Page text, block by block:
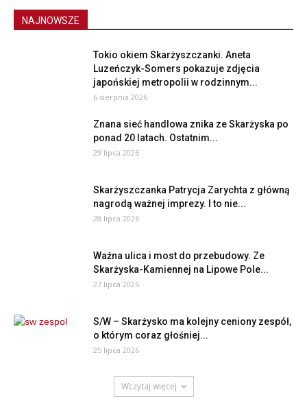
NAJNOWSZE
Tokio okiem Skarżyszczanki. Aneta
Luzeńczyk-Somers pokazuje zdjęcia
japońskiej metropolii w rodzinnym...
6 sierpnia 2026
Znana sieć handlowa znika ze Skarżyska po
ponad 20 latach. Ostatnim...
29 lipca 2026
Skarżyszczanka Patrycja Zarychta z główną
nagrodą ważnej imprezy. I to nie...
28 lipca 2026
Ważna ulica i most do przebudowy. Ze
Skarżyska-Kamiennej na Lipowe Pole...
27 lipca 2026
S/W – Skarżysko ma kolejny ceniony zespół,
o którym coraz głośniej...
25 lipca 2026
Wczytaj więcej